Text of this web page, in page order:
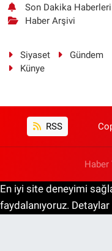
Son Dakika Haberleri
Haber Arşivi
Siyaset Gündem
Künye
RSS
Haber
En iyi site deneyimi
faydalanıyoruz. Detaylar